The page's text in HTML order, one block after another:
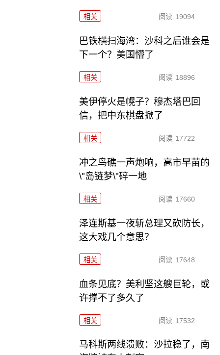
相关 阅读 19094
巴铁横扫海湾：沙科之后谁会是
下一个？美国懵了
相关 阅读 18896
美伊停火是幌子？穆杰塔巴回
信，把中东棋盘掀了
相关 阅读 17722
冲之鸟礁一声炮响，高市早苗的
\"岛链梦\"碎一地
相关 阅读 17660
泽连斯基一夜斩总理又砍防长，
这大戏几个意思？
相关 阅读 17648
血条见底？美利坚这艘巨轮，或
许撑不了多久了
相关 阅读 17532
马科斯两线溃败：沙拉稳了，南